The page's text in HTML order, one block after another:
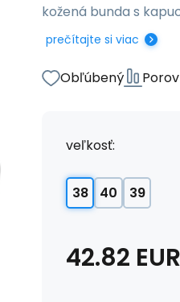
kožená bunda s
prečítajte si viac
Obľúbený
veľkosť:
38 40 39
42.82 EUR